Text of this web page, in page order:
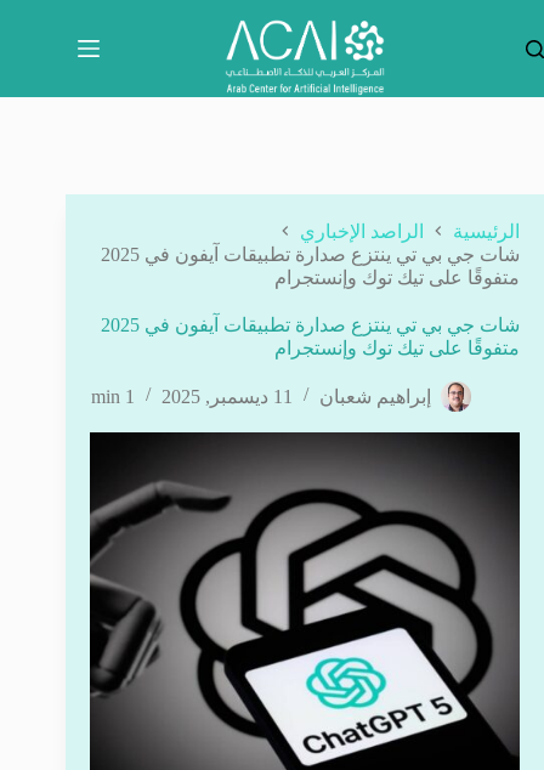
المحتوى
الرئيسية
الراصد الإخباري
شات جي بي تي ينتزع صدارة تطبيقات آيفون في 2025
متفوقًا على تيك توك وإنستجرام
شات جي بي تي ينتزع صدارة تطبيقات آيفون في 2025
متفوقًا على تيك توك وإنستجرام
إبراهيم شعبان 11 ديسمبر, 2025 1 min